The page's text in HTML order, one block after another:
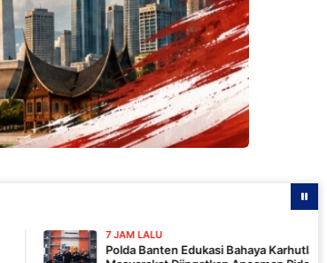
7 JAM LALU
Polda Banten Edukasi Bahaya Karhutla Lewat Talkshow RRI,